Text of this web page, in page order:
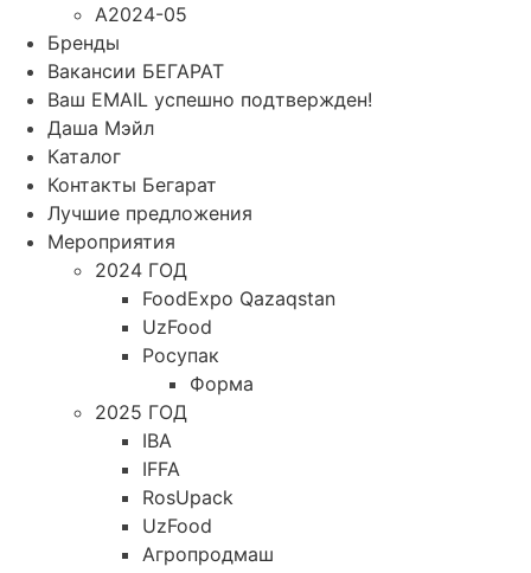
A2024-05
Бренды
Вакансии БЕГАРАТ
Ваш EMAIL успешно подтвержден!
Даша Мэйл
Каталог
Контакты Бегарат
Лучшие предложения
Мероприятия
2024 ГОД
FoodExpo Qazaqstan
UzFood
Росупак
Форма
2025 ГОД
IBA
IFFA
RosUpack
UzFood
Агропродмаш